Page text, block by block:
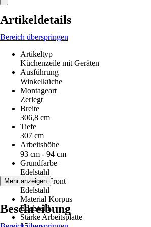
Artikeldetails
Bereich überspringen
Artikeltyp
Küchenzeile mit Geräten
Ausführung
Winkelküche
Montageart
Zerlegt
Breite
306,8 cm
Tiefe
307 cm
Arbeitshöhe
93 cm - 94 cm
Grundfarbe
Edelstahl
Material Front
Edelstahl
Material Korpus
Edelstahl
Stärke Arbeitsplatte
Mehr anzeigen
Beschreibung